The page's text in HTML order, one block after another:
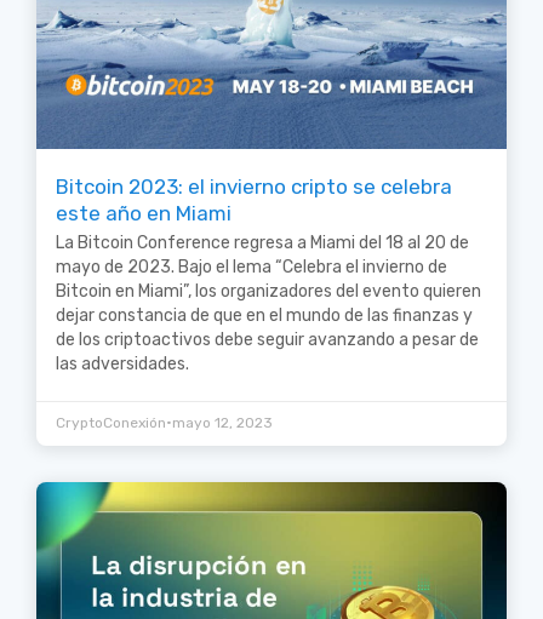
Bitcoin 2023: el invierno cripto se celebra
este año en Miami
La Bitcoin Conference regresa a Miami del 18 al 20 de
mayo de 2023. Bajo el lema “Celebra el invierno de
Bitcoin en Miami”, los organizadores del evento quieren
dejar constancia de que en el mundo de las finanzas y
de los criptoactivos debe seguir avanzando a pesar de
las adversidades.
CryptoConexión•mayo 12, 2023